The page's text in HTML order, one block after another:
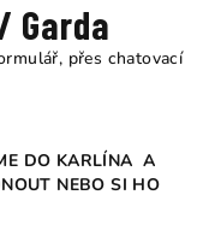
Garda
přes chatovací
DO KARLÍNA A
NEBO SI HO